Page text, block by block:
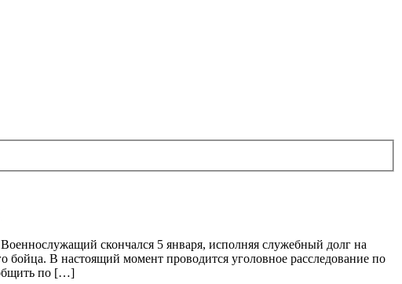
скончался 5 января, исполняя служебный долг на
бойца. В настоящий момент проводится уголовное расследование по
по […]